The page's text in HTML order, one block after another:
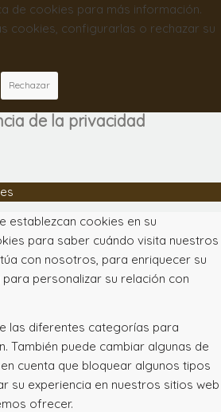
de cookies para más información.
cookies, configurarlas o rechazar su
Rechazar
de la privacidad
establezcan cookies en su
para saber cuándo visita nuestros
con nosotros, para enriquecer su
personalizar su relación con
las diferentes categorías para
También puede cambiar algunas de
cuenta que bloquear algunos tipos
su experiencia en nuestros sitios web
ofrecer.